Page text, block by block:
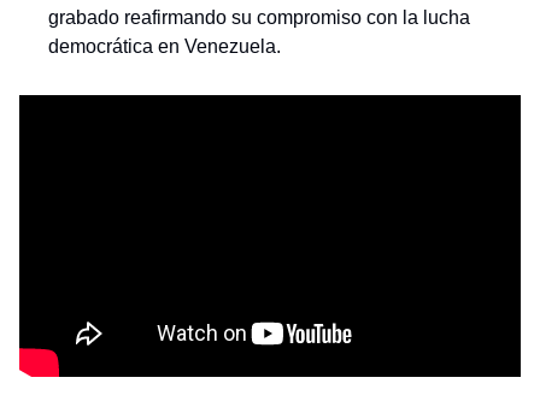
grabado reafirmando su compromiso con la lucha
democrática en Venezuela.